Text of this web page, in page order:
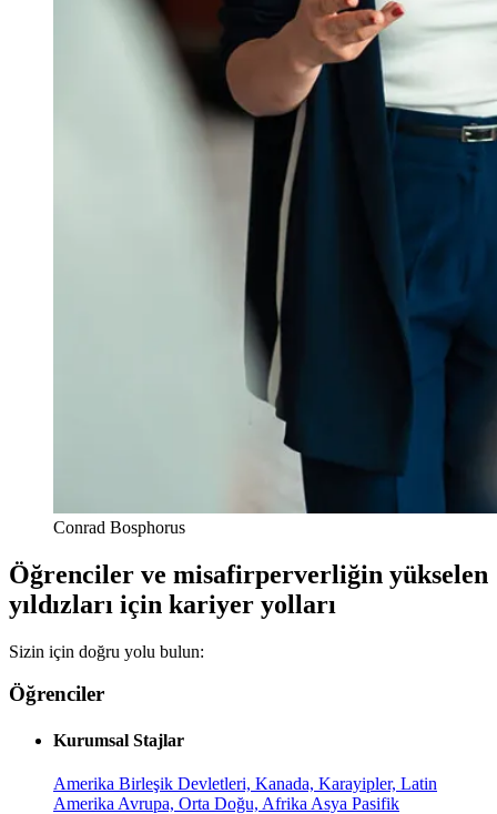
Conrad Bosphorus
Öğrenciler ve misafirperverliğin yükselen
yıldızları için kariyer yolları
Sizin için doğru yolu bulun:
Öğrenciler
Kurumsal Stajlar
Amerika Birleşik Devletleri, Kanada, Karayipler, Latin
Amerika Avrupa, Orta Doğu, Afrika Asya Pasifik